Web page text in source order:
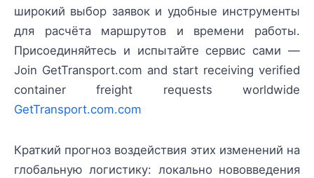
широкий выбор заявок и удобные инструменты
для расчёта маршрутов и времени работы.
Присоединяйтесь и испытайте сервис сами —
Join GetTransport.com and start receiving verified
container freight requests worldwide
GetTransport.com.com
Краткий прогноз воздействия этих изменений на
глобальную логистику: локально нововведения